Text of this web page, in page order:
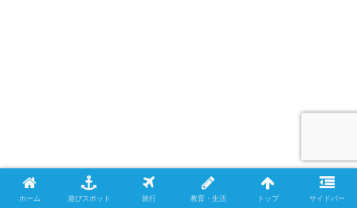
ホーム 遊びスポット 旅行 教育・生活 トップ サイドバー